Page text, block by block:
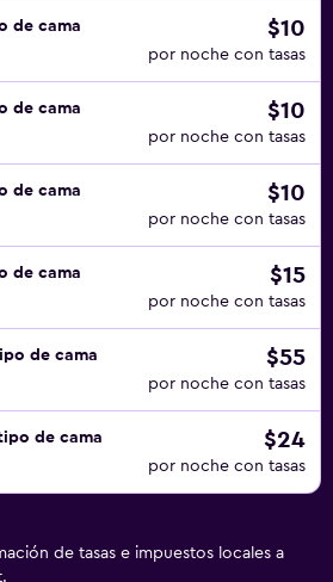
de cama
$10
por noche con tasas
de cama
$10
por noche con tasas
de cama
$10
por noche con tasas
de cama
$15
por noche con tasas
de cama
$55
por noche con tasas
de cama
$24
por noche con tasas
de tasas e impuestos locales a